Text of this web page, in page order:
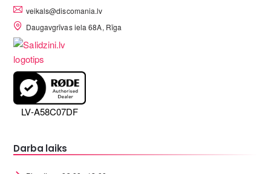
veikals@discomania.lv
Daugavgrīvas iela 68A, Rīga
LV-A58C07DF
Darba laiks